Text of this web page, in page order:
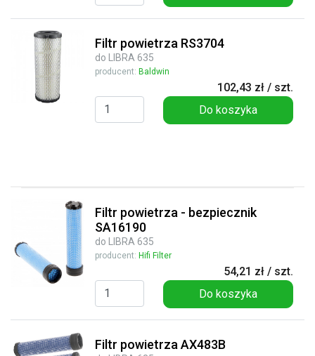
Filtr powietrza RS3704
do LIBRA 635
producent: Baldwin
102,43 zł / szt.
Do koszyka
Filtr powietrza - bezpiecznik
SA16190
do LIBRA 635
producent: Hifi Filter
54,21 zł / szt.
Do koszyka
Filtr powietrza AX483B